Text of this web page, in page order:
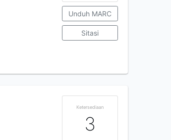
Unduh MARC
Sitasi
Ketersediaan
3